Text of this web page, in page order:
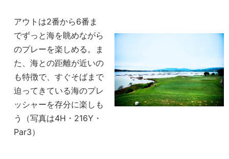
アウトは2番から6番ま
でずっと海を眺めながら
のプレーを楽しめる。ま
た、海との距離が近いの
も特徴で、すぐそばまで
迫ってきている海のプレ
ッシャーを存分に楽しも
う（写真は4H・216Y・
Par3）